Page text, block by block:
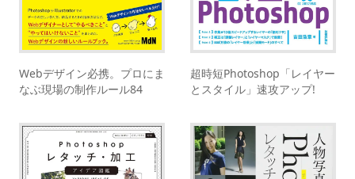
Webデザイン必携。プロにま
なぶ現場の制作ルール84
超時短Photoshop「レイヤー
とスタイル」速攻アップ!